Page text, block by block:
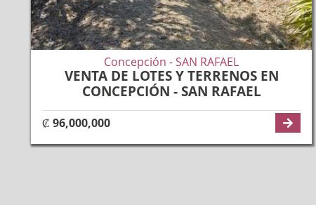
Concepción - SAN RAFAEL
VENTA DE LOTES Y TERRENOS EN
CONCEPCIÓN - SAN RAFAEL
₡ 96,000,000